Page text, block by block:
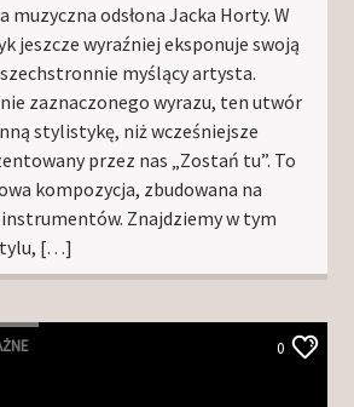
muzyczna odsłona Jacka Horty. W
jeszcze wyraźniej eksponuje swoją
myślący artysta.
zaznaczonego wyrazu, ten utwór
stylistykę, niż wcześniejsze
przez nas „Zostań tu”. To
kompozycja, zbudowana na
Znajdziemy w tym
[…]
0